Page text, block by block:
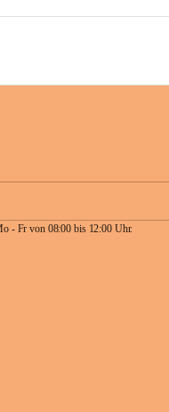
- Fr von 08:00 bis 12:00 Uhr.